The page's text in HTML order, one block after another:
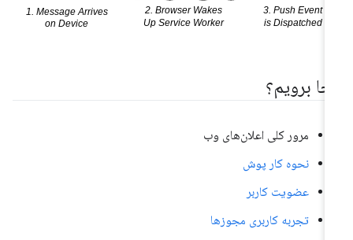
برویم؟
مرور کلی اعلان‌های وب
نحوه کار پوش
عضویت کاربر
تجربه کاربری مجوزها